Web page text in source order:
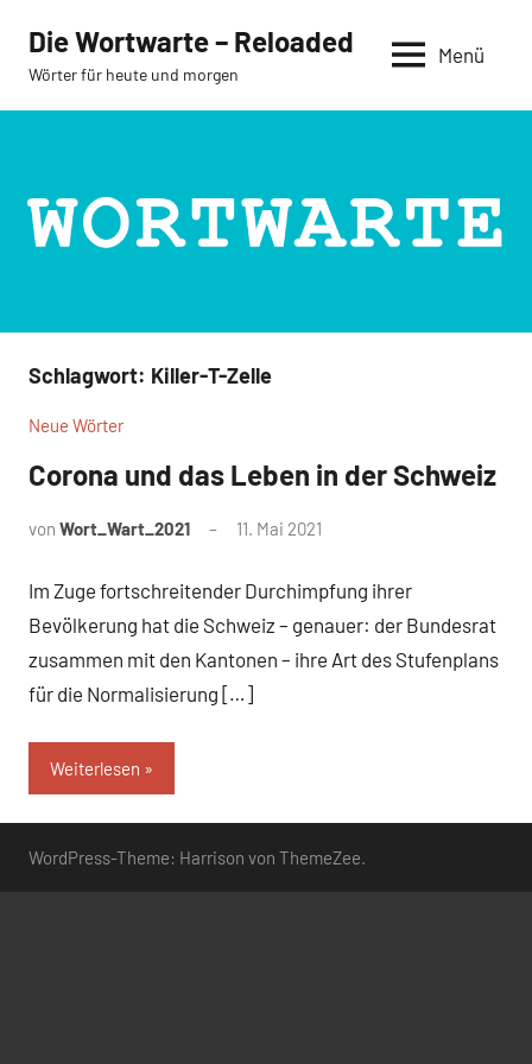
Inhalt
springen
Die Wortwarte – Reloaded
Wörter für heute und morgen
Menü
Schlagwort: Killer-T-Zelle
Neue Wörter
Corona und das Leben in der Schweiz
von Wort_Wart_2021 11. Mai 2021
Im Zuge fortschreitender Durchimpfung ihrer
Bevölkerung hat die Schweiz – genauer: der Bundesrat
zusammen mit den Kantonen – ihre Art des Stufenplans
für die Normalisierung […]
Weiterlesen
WordPress-Theme: Harrison von ThemeZee.